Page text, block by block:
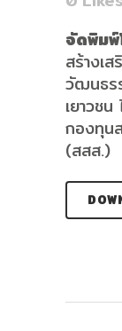
จัดพิม
สร้างเ
วัฒนธร
เยาวช
กองทุน
(สสส.)